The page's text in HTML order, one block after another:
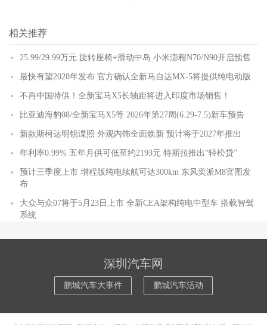
相关推荐
25.99/29.99万元 旋转座椅+滑动中岛 小米澎程N70/N90开启预售
最快有望2028年发布 官方确认全新马自达MX-5将提供纯电动版
不再中国特供！全新宝马X5长轴距将进入印度市场销售！
比亚迪海豹08/全新宝马X5等 2026年第27周(6.29-7.5)新车预告
新款斯柯达明锐谍照 外观内饰全面焕新 预计将于2027年推出
年利率0.99% 五年月供可低至约2193元 特斯拉推出“轻松贷”
预计三季度上市 增程版纯电续航可达300km 东风奕派M8官图发
布
大众与众07将于5月23日上市 全新CEA架构纯电中型车 搭载智驾
系统
深圳汽车网
鹏城汽车大事件 鹏城汽车活动